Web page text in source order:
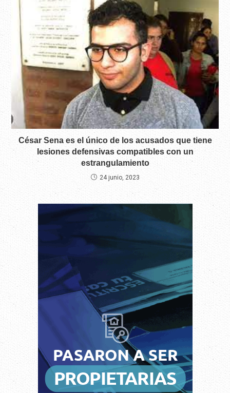
César Sena es el único de los acusados que tiene
lesiones defensivas compatibles con un
estrangulamiento
24 junio, 2023